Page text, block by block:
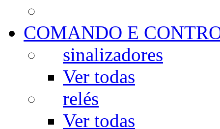
COMANDO E
sinalizadores
Ver todas
relés
Ver todas